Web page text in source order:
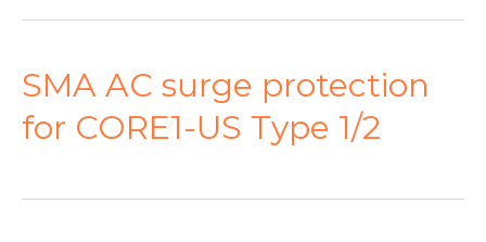
SMA AC surge protection
for CORE1-US Type 1/2